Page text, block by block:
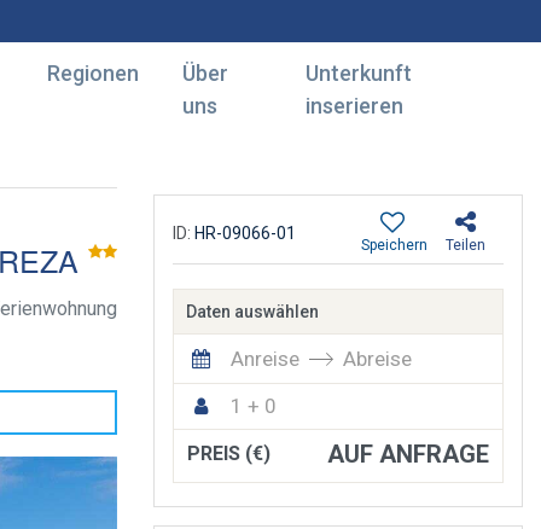
Regionen
Über
uns
Unterkunft
inserieren
ID: HR-09066-01
Teilen
Speichern
Daten auswählen
Anreise
Abreise
1 + 0
PREIS (€) AUF ANFRAGE